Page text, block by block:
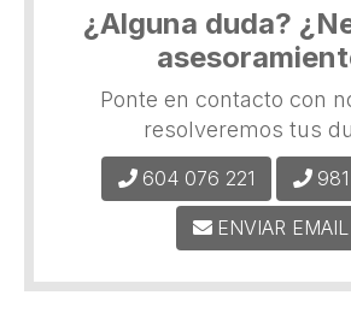
¿Alguna duda?
Ponte en contacto con
resolveremos tus
604 076 221
ENVIAR EMAIL